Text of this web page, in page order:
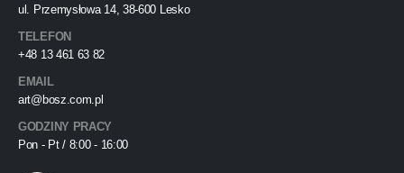
ul. Przemysłowa 14, 38-600 Lesko
TELEFON
+48 13 461 63 82
EMAIL
art@bosz.com.pl
GODZINY PRACY
Pon - Pt / 8:00 - 16:00